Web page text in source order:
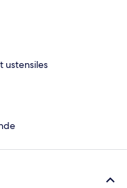
ustensiles